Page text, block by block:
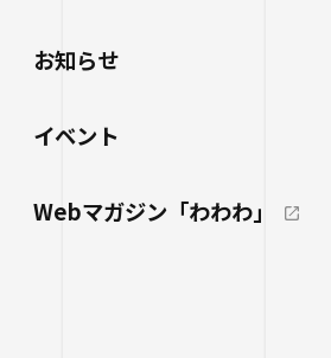
お知らせ
イベント
Webマガジン「わわわ」